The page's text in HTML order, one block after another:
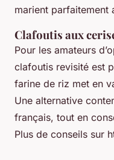
marient parfaitement
Clafoutis aux
Pour les amateurs
clafoutis revisité est
farine de riz met en
Une alternative
français, tout en
Plus de conseils sur